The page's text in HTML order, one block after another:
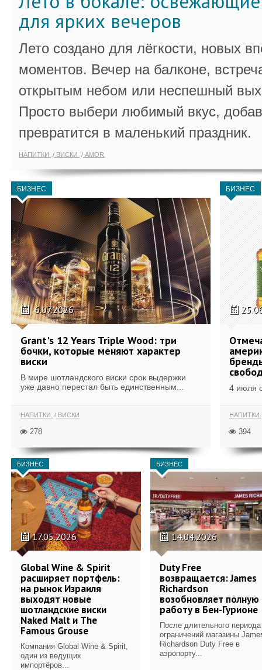
для ярких вечеров
Лето создано для лёгкости, новых
моментов. Вечер на балконе,
открытым небом или неспешный
Просто выбери любимый вкус,
превратится в маленький праздник.
НАПИТКИ ВИСКИ AMOR
БИЗНЕС
6.07.2026
Grant's 12 Years Triple Wood: три
бочки, которые меняют характер
виски
В мире шотландского виски срок выдержки
уже давно перестал быть единственным...
НАПИТКИ ВИСКИ
278
БИЗНЕС
4 июля
НАПИТКИ
394
БИЗНЕС
17.05.2026
Global Wine & Spirit
расширяет портфель:
на рынок Израиля
выходят новые
шотландские виски
Naked Malt и The
Famous Grouse
Компания Global Wine & Spirit,
один из ведущих
импортёров...
БИЗНЕС
14.04.2026
Duty Free
возвращается: James
Richardson
возобновляет полную
работу в Бен-Гурионе
После длительного периода
ограничений магазины
Richardson Duty Free в
аэропорту...